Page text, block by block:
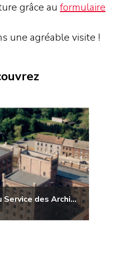
grâce auformulaire
une agréable visite !
Présentation du Service des Archives régionales